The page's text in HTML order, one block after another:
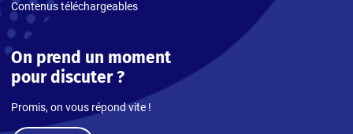
Contenus téléchargeables
On prend un moment
pour discuter ?
Promis, on vous répond vite !